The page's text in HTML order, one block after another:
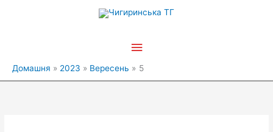
Головне
Домашня 2023 Вересень 5